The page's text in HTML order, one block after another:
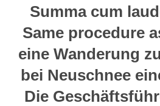
Summa cum
Same procedure
eine Wanderung
bei Neuschnee
Die